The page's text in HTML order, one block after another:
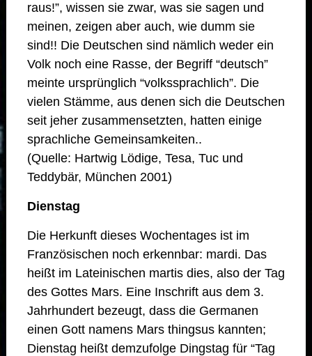
raus!”, wissen sie zwar, was sie sagen und
meinen, zeigen aber auch, wie dumm sie
sind!! Die Deutschen sind nämlich weder ein
Volk noch eine Rasse, der Begriff “deutsch”
meinte ursprünglich “volkssprachlich”. Die
vielen Stämme, aus denen sich die Deutschen
seit jeher zusammensetzten, hatten einige
sprachliche Gemeinsamkeiten..
(Quelle: Hartwig Lödige, Tesa, Tuc und
Teddybär, München 2001)
Dienstag
Die Herkunft dieses Wochentages ist im
Französischen noch erkennbar: mardi. Das
heißt im Lateinischen martis dies, also der Tag
des Gottes Mars. Eine Inschrift aus dem 3.
Jahrhundert bezeugt, dass die Germanen
einen Gott namens Mars thingsus kannten;
Dienstag heißt demzufolge Dingstag für “Tag